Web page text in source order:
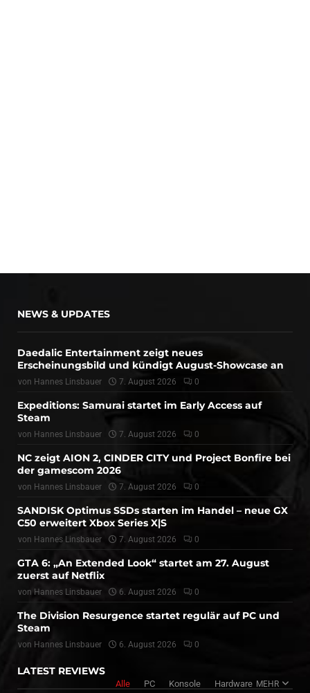
NEWS & UPDATES
Daedalic Entertainment zeigt neues
Erscheinungsbild und kündigt August-Showcase an
von Hannes Linsbauer 7. August 2026 0
Expeditions: Samurai startet im Early Access auf
Steam
von Hannes Linsbauer 7. August 2026 0
NC zeigt AION 2, CINDER CITY und Project Bonfire bei
der gamescom 2026
von Hannes Linsbauer 7. August 2026 0
SANDISK Optimus SSDs starten im Handel – neue GX
C50 erweitert Xbox Series X|S
von Hannes Linsbauer 7. August 2026 0
GTA 6: „An Extended Look“ startet am 27. August
zuerst auf Netflix
von Hannes Linsbauer 6. August 2026 0
The Division Resurgence startet regulär auf PC und
Steam
von Hannes Linsbauer 6. August 2026 0
LATEST REVIEWS
Alle PC Konsole Hardware MEHR